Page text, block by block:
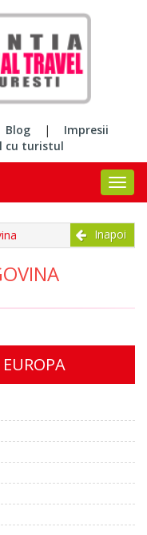
Blog |
Impresii
cu turistul
Inapoi